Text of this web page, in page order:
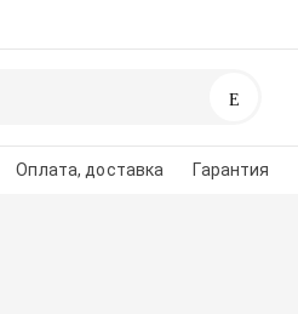
Оплата, доставка Гарантия
или